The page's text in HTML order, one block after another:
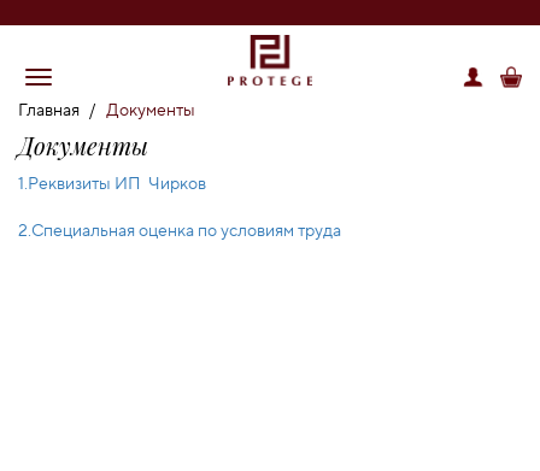
Главная / Документы
Документы
1.Реквизиты ИП Чирков
2.Специальная оценка по условиям труда